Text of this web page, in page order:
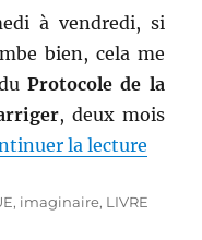
à vendredi, si
bien, cela me
duProtocole de la
, deux mois
la lecture
, imaginaire, LIVRE